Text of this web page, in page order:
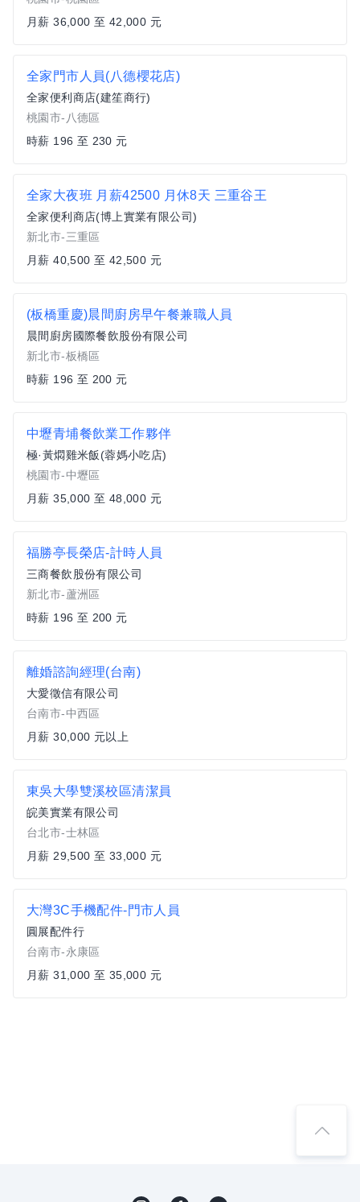
月薪 36,000 至 42,000 元
全家門市人員(八德櫻花店)
全家便利商店(建笙商行)
桃園市-八德區
時薪 196 至 230 元
全家大夜班 月薪42500 月休8天 三重谷王
全家便利商店(博上實業有限公司)
新北市-三重區
月薪 40,500 至 42,500 元
(板橋重慶)晨間廚房早午餐兼職人員
晨間廚房國際餐飲股份有限公司
新北市-板橋區
時薪 196 至 200 元
中壢青埔餐飲業工作夥伴
極·黃燜雞米飯(蓉媽小吃店)
桃園市-中壢區
月薪 35,000 至 48,000 元
福勝亭長榮店-計時人員
三商餐飲股份有限公司
新北市-蘆洲區
時薪 196 至 200 元
離婚諮詢經理(台南)
大愛徵信有限公司
台南市-中西區
月薪 30,000 元以上
東吳大學雙溪校區清潔員
皖美實業有限公司
台北市-士林區
月薪 29,500 至 33,000 元
大灣3C手機配件-門市人員
圓展配件行
台南市-永康區
月薪 31,000 至 35,000 元